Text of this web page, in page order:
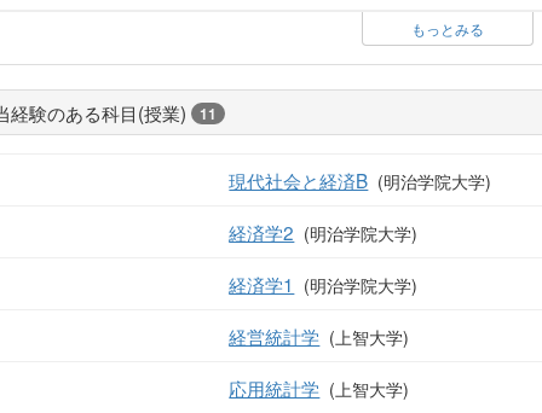
もっとみる
経験のある科目(授業) 11
現代社会と経済B (明治学院大学)
経済学2 (明治学院大学)
経済学1 (明治学院大学)
経営統計学 (上智大学)
応用統計学 (上智大学)